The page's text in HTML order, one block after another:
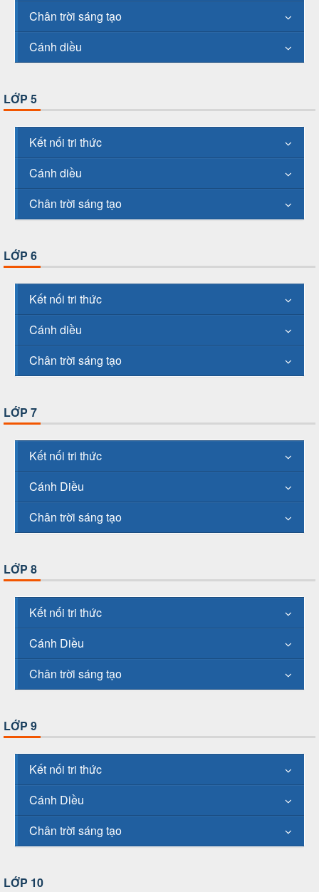
Chân trời sáng tạo
Cánh diều
LỚP 5
Kết nối tri thức
Cánh diều
Chân trời sáng tạo
LỚP 6
Kết nối tri thức
Cánh diều
Chân trời sáng tạo
LỚP 7
Kết nối tri thức
Cánh Diều
Chân trời sáng tạo
LỚP 8
Kết nối tri thức
Cánh Diều
Chân trời sáng tạo
LỚP 9
Kết nối tri thức
Cánh Diều
Chân trời sáng tạo
LỚP 10